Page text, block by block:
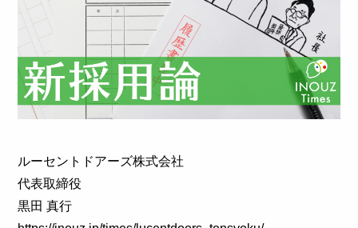
ルーセントドアーズ株式会社
代表取締役
黒田 真行